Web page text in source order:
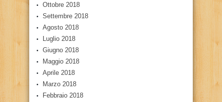
Ottobre 2018
Settembre 2018
Agosto 2018
Luglio 2018
Giugno 2018
Maggio 2018
Aprile 2018
Marzo 2018
Febbraio 2018